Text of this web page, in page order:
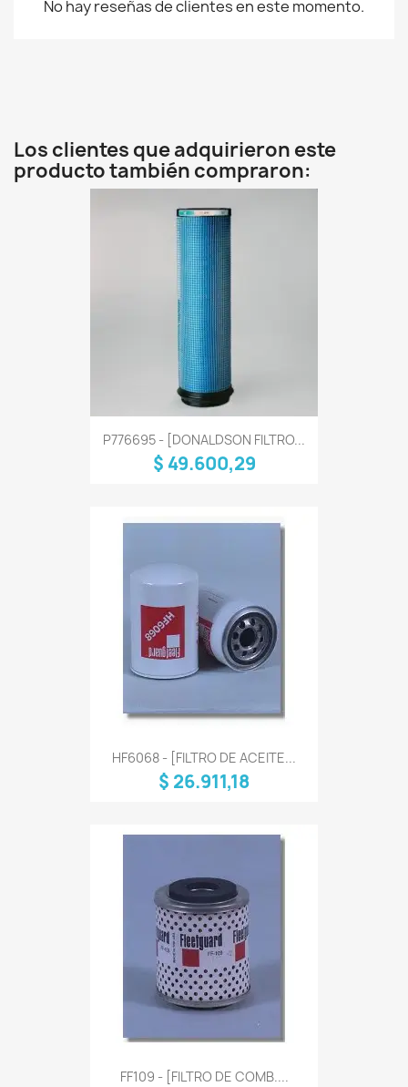
No hay reseñas de clientes en este momento.
Los clientes que adquirieron este
producto también compraron:
P776695 - [DONALDSON FILTRO...
$ 49.600,29
HF6068 - [FILTRO DE ACEITE...
$ 26.911,18
FF109 - [FILTRO DE COMB....